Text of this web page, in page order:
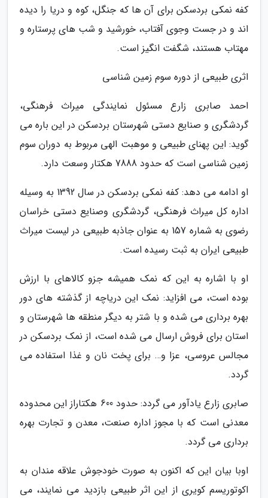
کفه نمکی بردسکن برای آن ها که جنگل، کوه و دریا را دیده
اند و در جست وجوی آفتاب، خورشید و شب های پرستاره و
مهتاب هستند، شگفت انگیز است.
اثری طبیعی از دوره سوم زمین شناسی
احمد صابری زارع مسئول نمایندگی میراث فرهنگی،
گردشگری و صنایع دستی شهرستان بردسکن در این باره می
گوید: این پهنای طبیعی و موهبت الهی مربوط به دوران سوم
زمین شناسی است که حدود 7888 هکتار وسعت دارد.
او ادامه می دهد: کفه نمکی بردسکن در سال 1392 به وسیله
اداره کل میراث فرهنگی، گردشگری وصنایع دستی خراسان
رضوی به شماره 157 به عنوان جاذبه طبیعی در لیست میراث
طبیعی ایران به ثبت رسیده است.
او با اشاره به این که نمک همیشه جزو کالاهای با ارزش
بوده است، می افزاید: نمک این دریاچه از گذشته های دور
بهره برداری می شده و با شتر به دیگر منطقه ها شهرستان و
استان برای فروش ارسال می شده است، از نمک بردسکن در
مجالس عروسی، عزا و… برای پخت نان و غذا استفاده می
گردد.
صابری زارع یادآور می گردد: حدود 600 هکتاراز این محدوده
معدنی است که با مجوز اداره صنعت، معدن و تجارت بهره
برداری می گردد.
اوبا بیان این که اکنون به صورت خودجوش علاقه مندان به
اکوتوریسم کویری از این اثر طبیعی بازدید می نمایند، می